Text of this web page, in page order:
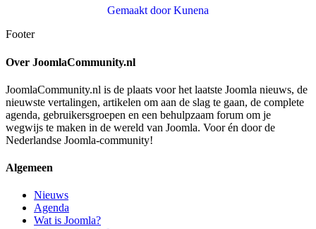
Gemaakt doorKunena
Footer
Over JoomlaCommunity.nl
JoomlaCommunity.nl is de plaats voor het laatste Joomla nieuws, de
nieuwste vertalingen, artikelen om aan de slag te gaan, de complete
agenda, gebruikersgroepen en een behulpzaam forum om je
wegwijs te maken in de wereld van Joomla. Voor én door de
Nederlandse Joomla-community!
Algemeen
Nieuws
Agenda
Wat is Joomla?